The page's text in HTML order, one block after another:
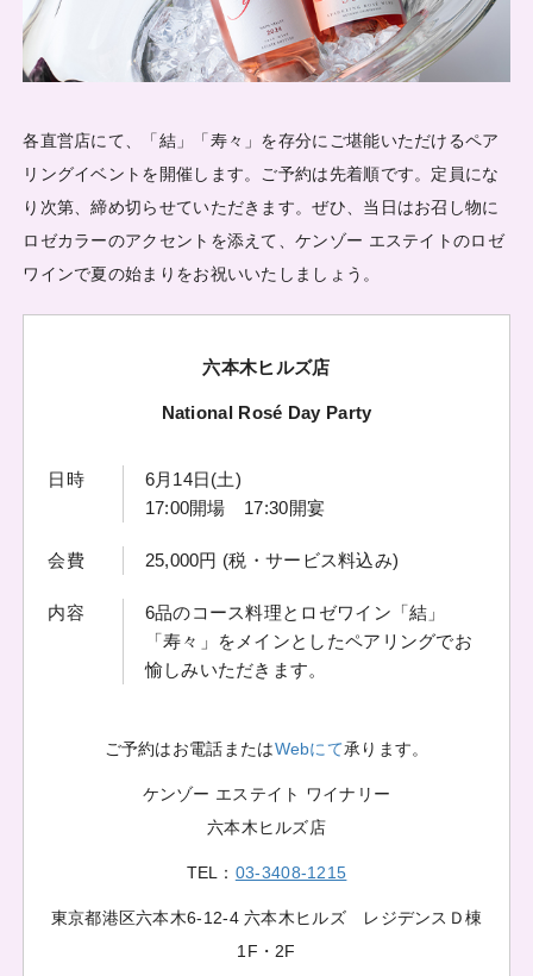
各直営店にて、「結」「寿々」を存分にご堪能いただけるペア
リングイベントを開催します。ご予約は先着順です。定員にな
り次第、締め切らせていただきます。ぜひ、当日はお召し物に
ロゼカラーのアクセントを添えて、ケンゾー エステイトのロゼ
ワインで夏の始まりをお祝いいたしましょう。
六本木ヒルズ店
National Rosé Day Party
日時
6月14日(土)
17:00開場 17:30開宴
会費 25,000円 (税・サービス料込み)
内容
6品のコース料理とロゼワイン「結」
「寿々」をメインとしたペアリングでお
愉しみいただきます。
ご予約はお電話またはWebにて承ります。
ケンゾー エステイト ワイナリー
六本木ヒルズ店
TEL： 03-3408-1215
東京都港区六本木6-12-4 六本木ヒルズ レジデンスＤ棟
1F・2F